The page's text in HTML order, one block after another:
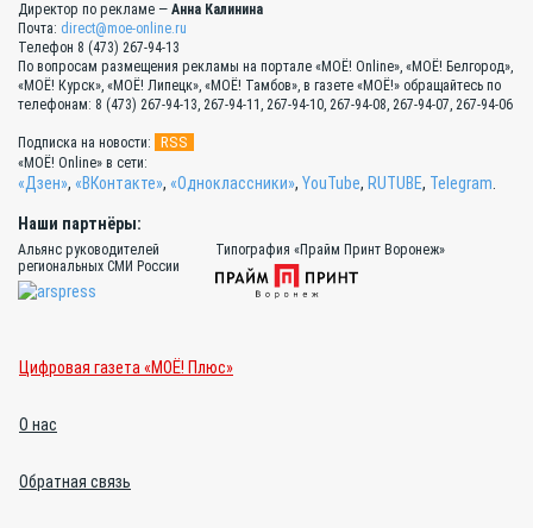
Директор по рекламе — Анна Калинина
Почта: direct@moe-online.ru
Телефон 8 (473) 267-94-13
По вопросам размещения рекламы на портале «МОЁ! Online», «МОЁ! Белгород»,
«МОЁ! Курск», «МОЁ! Липецк», «МОЁ! Тамбов», в газете «МОЁ!» обращайтесь по
телефонам: 8 (473) 267-94-13, 267-94-11, 267-94-10, 267-94-08, 267-94-07, 267-94-06
Подписка на новости: RSS
«МОЁ! Online» в сети:
«Дзен», «ВКонтакте», «Одноклассники», YouTube, RUTUBE, Telegram.
Наши партнёры:
Альянс руководителей
региональных СМИ России
Типография «Прайм Принт Воронеж»
Цифровая газета «МОЁ! Плюс»
О нас
Обратная связь